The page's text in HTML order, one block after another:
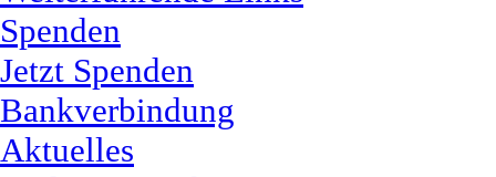
Spenden
Jetzt Spenden
Bankverbindung
Aktuelles